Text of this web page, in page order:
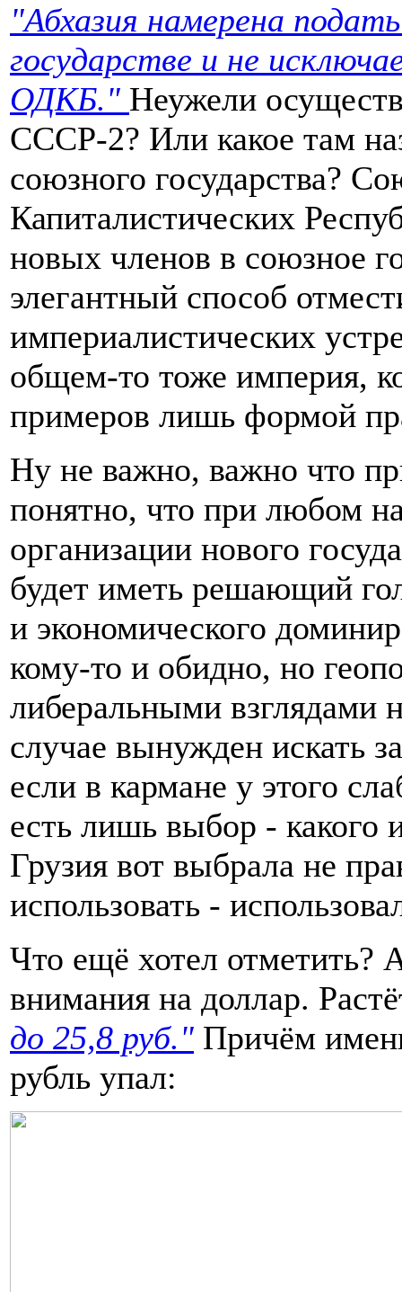
"Абхазия намерена
государстве и не
ОДКБ." Неужели
СССР-2? Или какое там
союзного государства?
Капиталистических
новых членов в союзное
элегантный способ
империалистических
общем-то тоже империя,
примеров лишь формой
Ну не важно, важно что
понятно, что при любом
организации нового
будет иметь решающий
и экономического
кому-то и обидно, но
либеральными взглядами
случае вынужден искать
если в кармане у этого
есть лишь выбор - какого
Грузия вот выбрала не
использовать -
Что ещё хотел отметить?
внимания на доллар.
до 25,8 руб." Причём
рубль упал: